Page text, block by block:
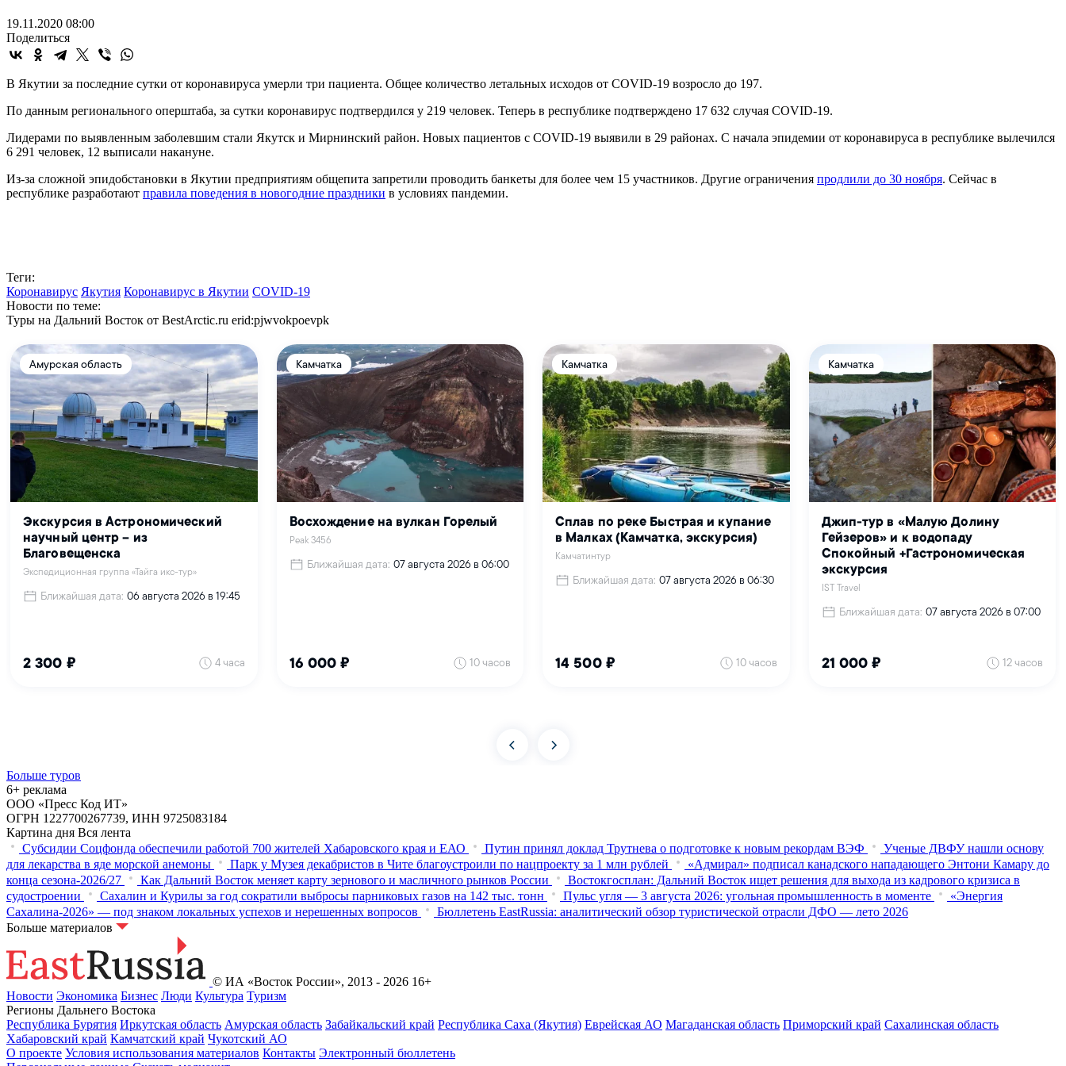
19.11.2020 08:00
Поделиться
В Якутии за последние сутки от коронавируса умерли три пациента. Общее количество летальных исходов от COVID-19 возросло до 197.
По данным регионального оперштаба, за сутки коронавирус подтвердился у 219 человек. Теперь в республике подтверждено 17 632 случая COVID-19.
Лидерами по выявленным заболевшим стали Якутск и Мирнинский район. Новых пациентов с COVID-19 выявили в 29 районах. С начала эпидемии от коронавируса в республике вылечился
6 291 человек, 12 выписали накануне.
Из-за сложной эпидобстановки в Якутии предприятиям общепита запретили проводить банкеты для более чем 15 участников. Другие ограничения продлили до 30 ноября. Сейчас в
республике разработают правила поведения в новогодние праздники в условиях пандемии.
Теги:
Коронавирус Якутия Коронавирус в Якутии COVID-19
Новости по теме:
Туры на Дальний Восток от BestArctic.ru erid:pjwvokpoevpk
Больше туров
6+ реклама
ООО «Пресс Код ИТ»
ОГРН 1227700267739, ИНН 9725083184
Картина дня Вся лента
Субсидии Соцфонда обеспечили работой 700 жителей Хабаровского края и ЕАО
Путин принял доклад Трутнева о подготовке к новым рекордам ВЭФ
Ученые ДВФУ нашли основу
для лекарства в яде морской анемоны
Парк у Музея декабристов в Чите благоустроили по нацпроекту за 1 млн рублей
«Адмирал» подписал канадского нападающего Энтони Камару до
конца сезона-2026/27
Как Дальний Восток меняет карту зернового и масличного рынков России
Востокгосплан: Дальний Восток ищет решения для выхода из кадрового кризиса в
судостроении
Сахалин и Курилы за год сократили выбросы парниковых газов на 142 тыс. тонн Пульс угля — 3 августа 2026: угольная промышленность в моменте
«Энергия
Сахалина-2026» — под знаком локальных успехов и нерешенных вопросов
Бюллетень EastRussia: аналитический обзор туристической отрасли ДФО — лето 2026
Больше материалов
© ИА «Восток России», 2013 - 2026 16+
Новости Экономика Бизнес Люди Культура Туризм
Регионы Дальнего Востока
Республика Бурятия Иркутская область Амурская область Забайкальский край Республика Саха (Якутия) Еврейская АО Магаданская область Приморский край Сахалинская область
Хабаровский край Камчатский край Чукотский АО
О проекте Условия использования материалов Контакты Электронный бюллетень